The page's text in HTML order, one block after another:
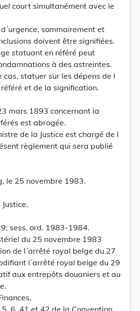
court simultanément avec le
sommairement et
doivent être signifiées.
statuant en référé peut
à des astreintes.
cas, statuer sur les dépens de l
référé et de la signification.
mars 1893 concernant la
est abrogée.
de la Justice est chargé de l
règlement qui sera publié
le 25 novembre 1983.
sess. ord. 1983-1984.
du 25 novembre 1983
de l´arrêté royal belge du 27
l´arrêté royal belge du 29
aux entrepôts douaniers et au
6, 41 et 42 de la Convention